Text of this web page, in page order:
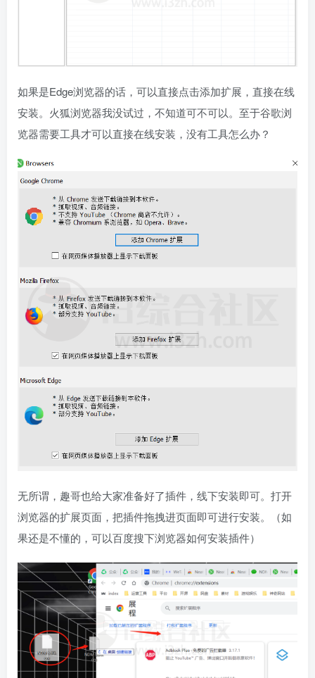
如果是Edge浏览器的话，可以直接点击添加扩展，直接在线
安装。火狐浏览器我没试过，不知道可不可以。至于谷歌浏
览器需要工具才可以直接在线安装，没有工具怎么办？
无所谓，趣哥也给大家准备好了插件，线下安装即可。打开
浏览器的扩展页面，把插件拖拽进页面即可进行安装。（如
果还是不懂的，可以百度搜下浏览器如何安装插件）